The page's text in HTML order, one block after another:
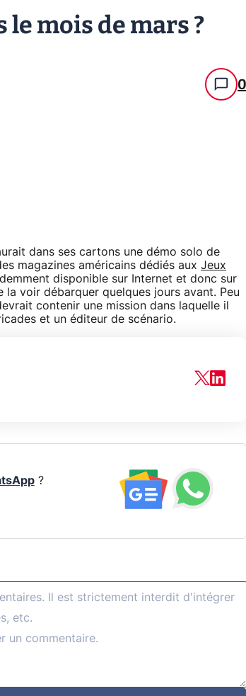
le mois de mars ?
0
dans ses cartons une démo solo de
magazines américains dédiés aux Jeux
disponible sur Internet et donc sur
voir débarquer quelques jours avant. Peu
contenir une mission dans laquelle il
et un éditeur de scénario.
?